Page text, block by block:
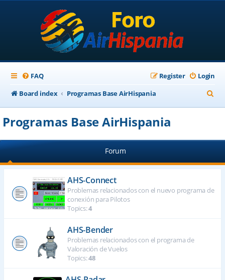
FAQ Login
Register
Board index
Programas Base AirHispania
e
h
Programas Base AirHispania
Forum
AHS-Connect
Problemas relacionados con el nuevo programa de
conexión para Pilotos
Topics:4
AHS-Bender
Problemas relacionados con el programa de
Valoración de Vuelos
Topics:48